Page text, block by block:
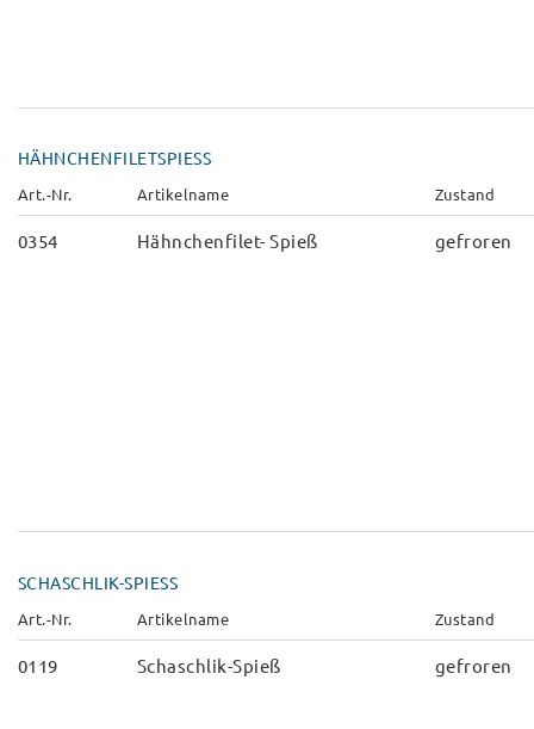
HÄHNCHENFILETSPIESS
Art.-Nr. Artikelname Zustand
0354 Hähnchenfilet- Spieß gefroren
SCHASCHLIK-SPIESS
Art.-Nr. Artikelname Zustand
0119 Schaschlik-Spieß gefroren